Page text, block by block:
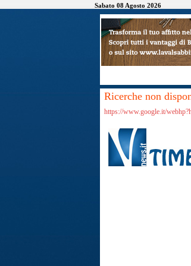
Sabato 08 Agosto 2026
Ricerche non
https://www.google.it/